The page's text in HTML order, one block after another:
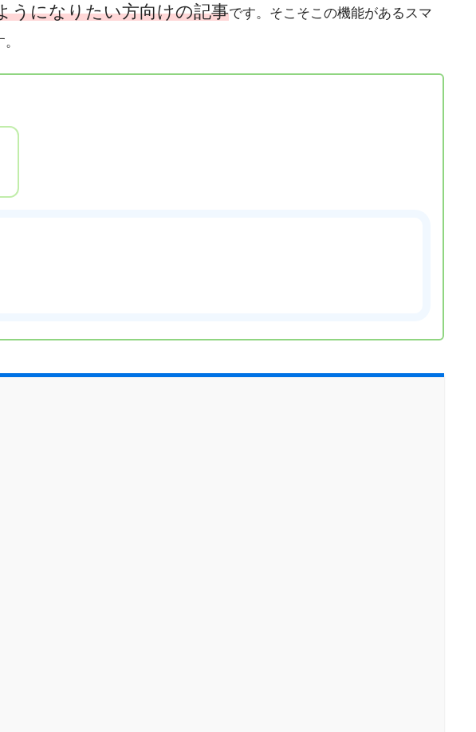
うになりたい方向けの記事です。そこそこの機能があるスマ